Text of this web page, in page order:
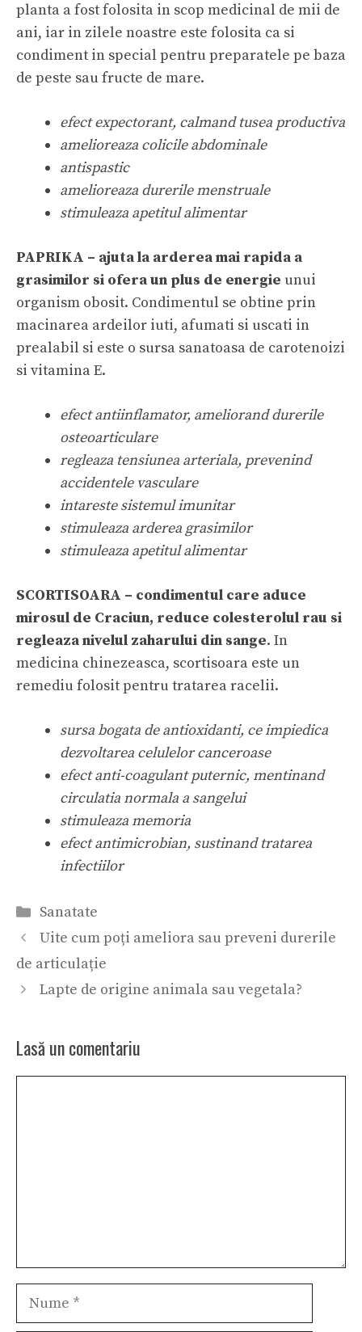
planta a fost folosita in scop medicinal de mii de
ani, iar in zilele noastre este folosita ca si
condiment in special pentru preparatele pe baza
de peste sau fructe de mare.
efect expectorant, calmand tusea productiva
amelioreaza colicile abdominale
antispastic
amelioreaza durerile menstruale
stimuleaza apetitul alimentar
PAPRIKA – ajuta la arderea mai rapida a
grasimilor si ofera un plus de energie unui
organism obosit. Condimentul se obtine prin
macinarea ardeilor iuti, afumati si uscati in
prealabil si este o sursa sanatoasa de carotenoizi
si vitamina E.
efect antiinflamator, ameliorand durerile
osteoarticulare
regleaza tensiunea arteriala, prevenind
accidentele vasculare
intareste sistemul imunitar
stimuleaza arderea grasimilor
stimuleaza apetitul alimentar
SCORTISOARA – condimentul care aduce
mirosul de Craciun, reduce colesterolul rau si
regleaza nivelul zaharului din sange. In
medicina chinezeasca, scortisoara este un
remediu folosit pentru tratarea racelii.
sursa bogata de antioxidanti, ce impiedica
dezvoltarea celulelor canceroase
efect anti-coagulant puternic, mentinand
circulatia normala a sangelui
stimuleaza memoria
efect antimicrobian, sustinand tratarea
infectiilor
Categorii
Sanatate
Uite cum poți ameliora sau preveni durerile
de articulație
Lapte de origine animala sau vegetala?
Lasă un comentariu
Nume